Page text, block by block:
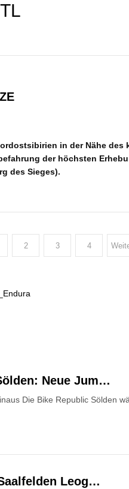
in der Nähe des
der höchsten
des Sieges).
2 3 4
Neue Jum…
Die Bike Republic Sölden
Leog…